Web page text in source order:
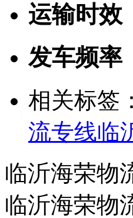
运输时效
发车频率
相关标签：
流专线临
临沂海荣物
临沂海荣物